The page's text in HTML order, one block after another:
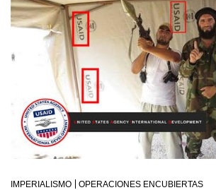
IMPERIALISMO OPERACIONES ENCUBIERTAS